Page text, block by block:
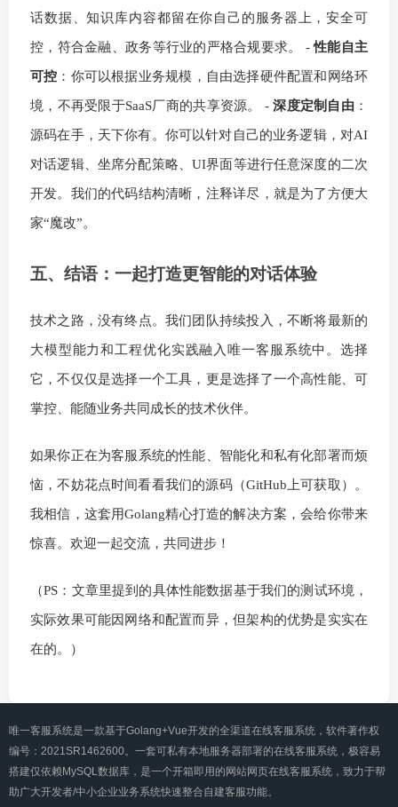
话数据、知识库内容都留在你自己的服务器上，安全可
控，符合金融、政务等行业的严格合规要求。 -性能自主
可控 ：你可以根据业务规模，自由选择硬件配置和网络环
境，不再受限于SaaS厂商的共享资源。 -深度定制自由 ：
源码在手，天下你有。你可以针对自己的业务逻辑，对AI
对话逻辑、坐席分配策略、UI界面等进行任意深度的二次
开发。我们的代码结构清晰，注释详尽，就是为了方便大
家“魔改”。
五、结语：一起打造更智能的对话体验
技术之路，没有终点。我们团队持续投入，不断将最新的
大模型能力和工程优化实践融入唯一客服系统中。选择
它，不仅仅是选择一个工具，更是选择了一个高性能、可
掌控、能随业务共同成长的技术伙伴。
如果你正在为客服系统的性能、智能化和私有化部署而烦
恼，不妨花点时间看看我们的源码（GitHub上可获取）。
我相信，这套用Golang精心打造的解决方案，会给你带来
惊喜。欢迎一起交流，共同进步！
（PS：文章里提到的具体性能数据基于我们的测试环境，
实际效果可能因网络和配置而异，但架构的优势是实实在
在的。）
唯一客服系统是一款基于Golang+Vue开发的全渠道在线客服系统，软件著作权
编号：2021SR1462600。一套可私有本地服务器部署的在线客服系统，极容易
搭建仅依赖MySQL数据库，是一个开箱即用的网站网页在线客服系统，致力于帮
助广大开发者/中小企业业务系统快速整合自建客服功能。